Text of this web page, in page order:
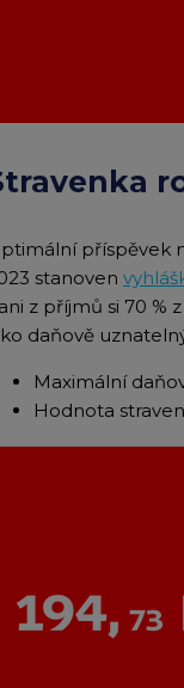
příspěvek
stanoven
z příjmů si 70 %
daňově
Maximální
Hodnota